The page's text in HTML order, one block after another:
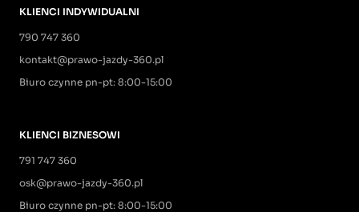
KLIENCI INDYWIDUALNI
790 747 360
kontakt@prawo-jazdy-360.pl
Biuro czynne pn-pt: 8:00-15:00
KLIENCI BIZNESOWI
791 747 360
osk@prawo-jazdy-360.pl
Biuro czynne pn-pt: 8:00-15:00